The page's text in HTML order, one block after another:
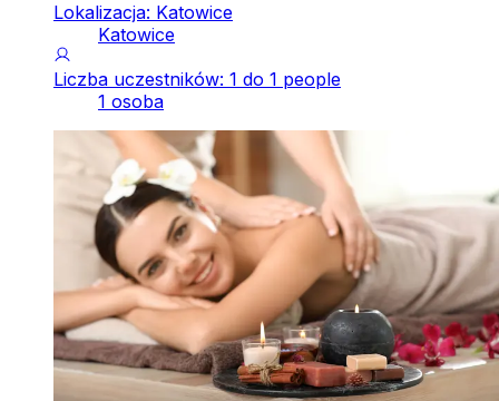
Lokalizacja: Katowice
Katowice
Liczba uczestników: 1 do 1 people
1 osoba